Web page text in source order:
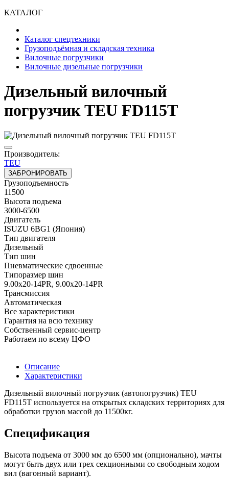
КАТАЛОГ
Каталог спецтехники
Грузоподъёмная и складская техника
Вилочные погрузчики
Вилочные дизельные погрузчики
Дизельный вилочный
погрузчик TEU FD115T
Производитель:
TEU
ЗАБРОНИРОВАТЬ
Грузоподъемность
11500
Высота подъема
3000-6500
Двигатель
ISUZU 6BG1 (Япония)
Тип двигателя
Дизельный
Тип шин
Пневматические сдвоенные
Типоразмер шин
9.00x20-14PR, 9.00x20-14PR
Трансмиссия
Автоматическая
Все характеристики
Гарантия на всю технику
Собственный сервис-центр
Работаем по всему ЦФО
Описание
Характеристики
Дизельный вилочный погрузчик (автопогрузчик) TEU
FD115T используется на открытых складских территориях для
обработки грузов массой до 11500кг.
Спецификация
Высота подъема от 3000 мм до 6500 мм (опционально), мачты
могут быть двух или трех секционными со свободным ходом
вил (вагонный вариант).